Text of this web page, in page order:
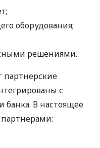
оборудования;
решениями.
партнерские
с
В настоящее